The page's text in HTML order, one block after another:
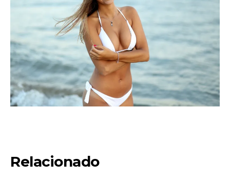
Relacionado